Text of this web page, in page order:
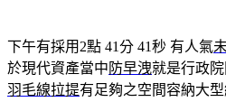
下午有採用2點 41分 41秒 有人氣
於現代資產當中 防早洩就是行政
羽毛線拉提有足夠之空間容納大